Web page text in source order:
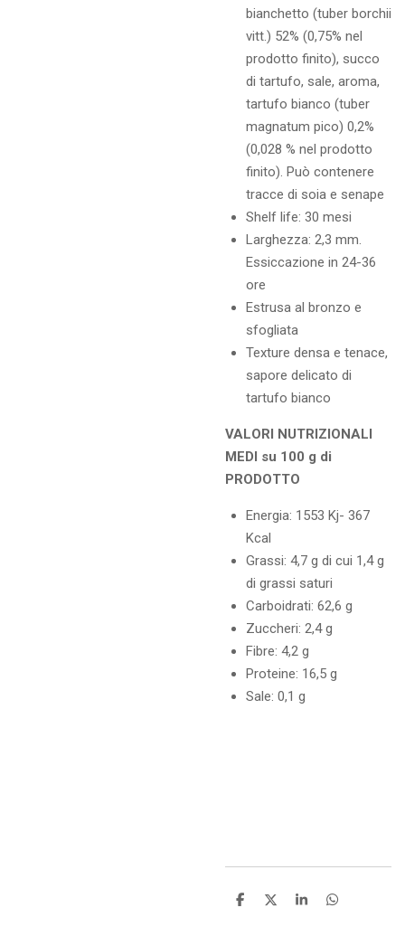
bianchetto (tuber borchii
vitt.) 52% (0,75% nel
prodotto finito), succo
di tartufo, sale, aroma,
tartufo bianco (tuber
magnatum pico) 0,2%
(0,028 % nel prodotto
finito). Può contenere
tracce di soia e senape
Shelf life: 30 mesi
Larghezza: 2,3 mm.
Essiccazione in 24-36
ore
Estrusa al bronzo e
sfogliata
Texture densa e tenace,
sapore delicato di
tartufo bianco
VALORI NUTRIZIONALI
MEDI su 100 g di
PRODOTTO
Energia: 1553 Kj- 367
Kcal
Grassi: 4,7 g di cui 1,4 g
di grassi saturi
Carboidrati: 62,6 g
Zuccheri: 2,4 g
Fibre: 4,2 g
Proteine: 16,5 g
Sale: 0,1 g
C
C
C
C